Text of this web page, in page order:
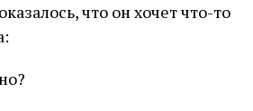
что он хочет что-то